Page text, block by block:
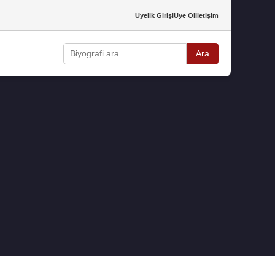
Üyelik GirişiÜye Olİletişim
Ara